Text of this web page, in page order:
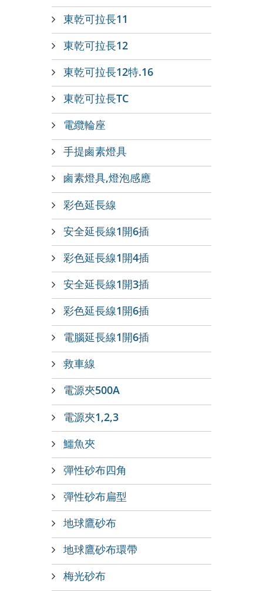
東乾可拉長11
東乾可拉長12
東乾可拉長12特.16
東乾可拉長TC
電纜輪座
手提鹵素燈具
鹵素燈具,燈泡感應
彩色延長線
安全延長線1開6插
彩色延長線1開4插
安全延長線1開3插
彩色延長線1開6插
電腦延長線1開6插
救車線
電源夾500A
電源夾1,2,3
鱷魚夾
彈性砂布四角
彈性砂布扁型
地球鷹砂布
地球鷹砂布環帶
梅光砂布